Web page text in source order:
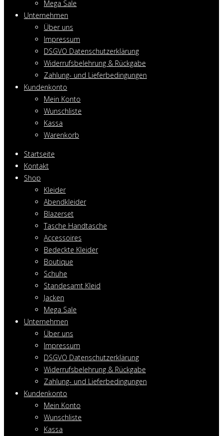
Mega Sale
Unternehmen
Über uns
Impressum
DSGVO Datenschutzerklärung
Widerrufsbelehrung & Rückgabe
Zahlung- und Lieferbedingungen
Kundenkonto
Mein Konto
Wunschliste
Kassa
Warenkorb
Startseite
Kontakt
Shop
Kleider
Abendkleider
Blazerset
Tasche Handtasche
Accessoires
Bedeckte Kleider
Boutique
Schuhe
Standesamt Kleid
Jacken
Mega Sale
Unternehmen
Über uns
Impressum
DSGVO Datenschutzerklärung
Widerrufsbelehrung & Rückgabe
Zahlung- und Lieferbedingungen
Kundenkonto
Mein Konto
Wunschliste
Kassa